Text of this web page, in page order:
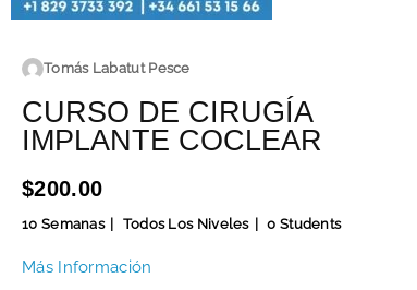
Tomás Labatut Pesce
CURSO DE CIRUGÍA
IMPLANTE COCLEAR
$200.00
10 Semanas Todos Los Niveles 0 Students
Más Información